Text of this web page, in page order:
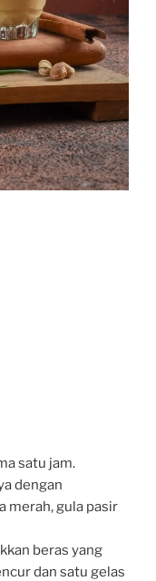
satu jam.
dengan
merah, gula pasir
beras yang
dan satu gelas